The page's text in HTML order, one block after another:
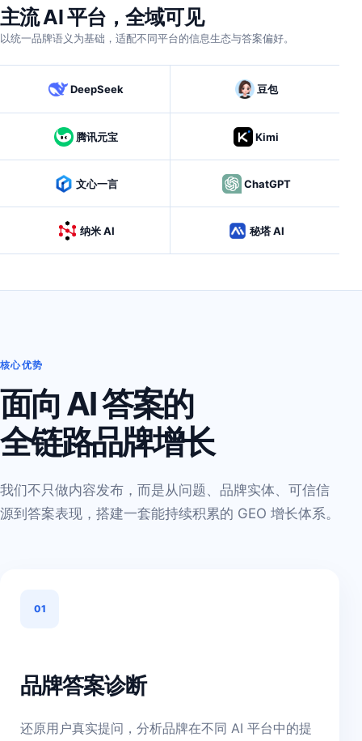
主流 AI 平台，全域可见
以统一品牌语义为基础，适配不同平台的信息生态与答案偏好。
DeepSeek 豆包
腾讯元宝 Kimi
文心一言 ChatGPT
纳米 AI 秘塔 AI
核心优势
面向 AI 答案的
全链路品牌增长
我们不只做内容发布，而是从问题、品牌实体、可信信
源到答案表现，搭建一套能持续积累的 GEO 增长体系。
01
品牌答案诊断
还原用户真实提问，分析品牌在不同 AI 平台中的提